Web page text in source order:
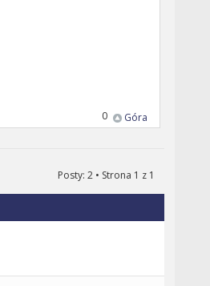
Góra
0
Posty: 2 • Strona 1 z 1